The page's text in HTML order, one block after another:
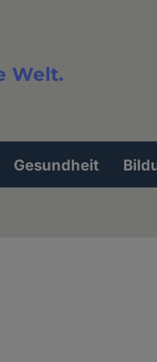
Welt.
Gesundheit